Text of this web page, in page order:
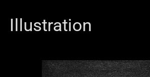
Illustration